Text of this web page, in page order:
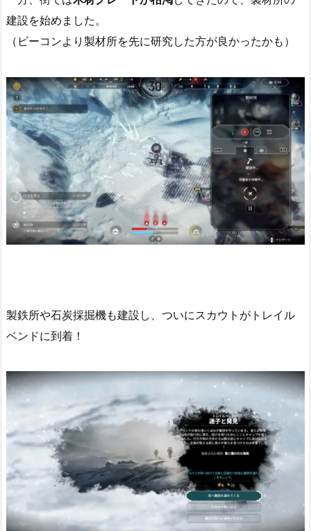
建設を始めました。
（ビーコンより製材所を先に研究した方が良かったかも）
製鉄所や石炭採掘機も建設し、ついにスカウトがトレイル
ベンドに到着！